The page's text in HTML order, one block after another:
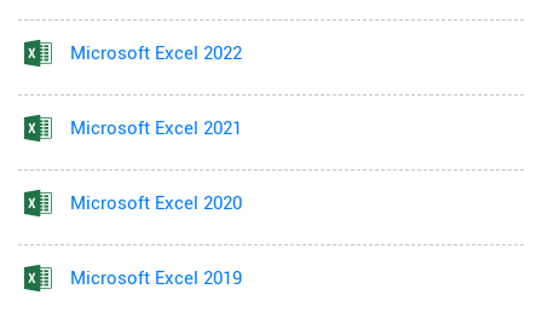
Microsoft Excel 2022
Microsoft Excel 2021
Microsoft Excel 2020
Microsoft Excel 2019